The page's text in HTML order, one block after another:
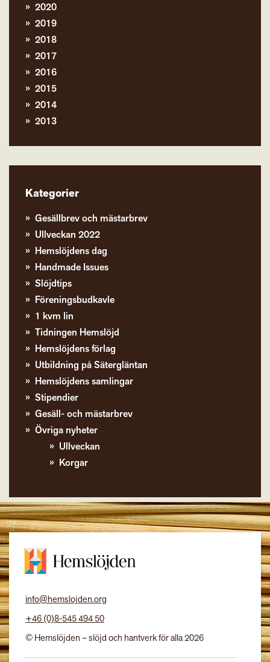
2020
2019
2018
2017
2016
2015
2014
2013
Kategorier
Gesällbrev och mästarbrev
Ullveckan 2022
Hemslöjdens dag
Handmade Issues
Slöjdtips
Föreningsbudkavle
1 kvm lin
Tidningen Hemslöjd
Hemslöjdens förlag
Utbildning på Sätergläntan
Hemslöjdens samlingar
Stipendier
Gesäll- och mästarbrev
Övriga nyheter
Ullveckan
Korgar
info@hemslojden.org
+46 (0)8-545 494 50
© Hemslöjden – slöjd och hantverk för alla 2026